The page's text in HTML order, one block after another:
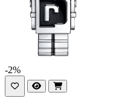
-2%